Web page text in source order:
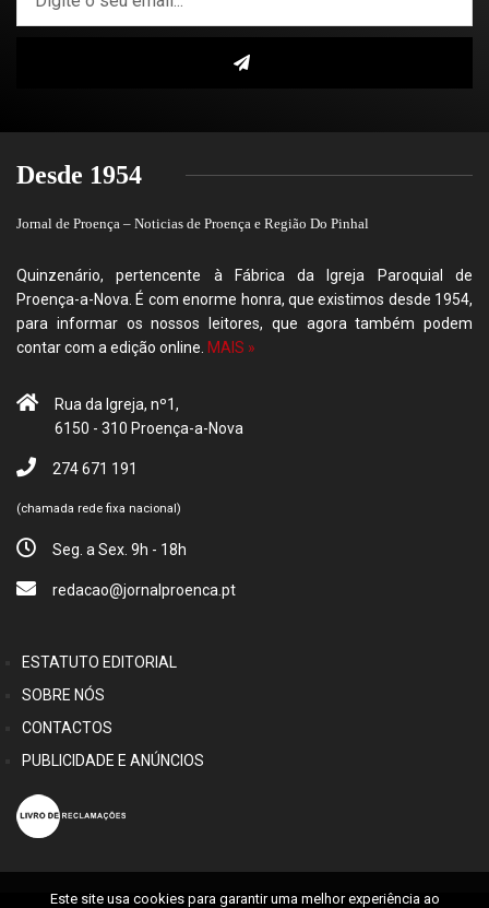
Desde 1954
Jornal de Proença – Noticias de Proença e Região Do Pinhal
Quinzenário, pertencente à Fábrica da Igreja Paroquial de
Proença-a-Nova. É com enorme honra, que existimos desde 1954,
para informar os nossos leitores, que agora também podem
contar com a edição online. MAIS »
Rua da Igreja, nº1,
6150 - 310 Proença-a-Nova
274 671 191
(chamada rede fixa nacional)
Seg. a Sex. 9h - 18h
redacao@jornalproenca.pt
ESTATUTO EDITORIAL
SOBRE NÓS
CONTACTOS
PUBLICIDADE E ANÚNCIOS
Este site usa cookies para garantir uma melhor experiência ao